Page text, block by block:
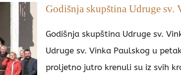
Godišnja skupština Udruge sv.
Godišnja skupština Udruge sv.
Udruge sv. Vinka Paulskog u
proljetno jutro krenuli su iz svih